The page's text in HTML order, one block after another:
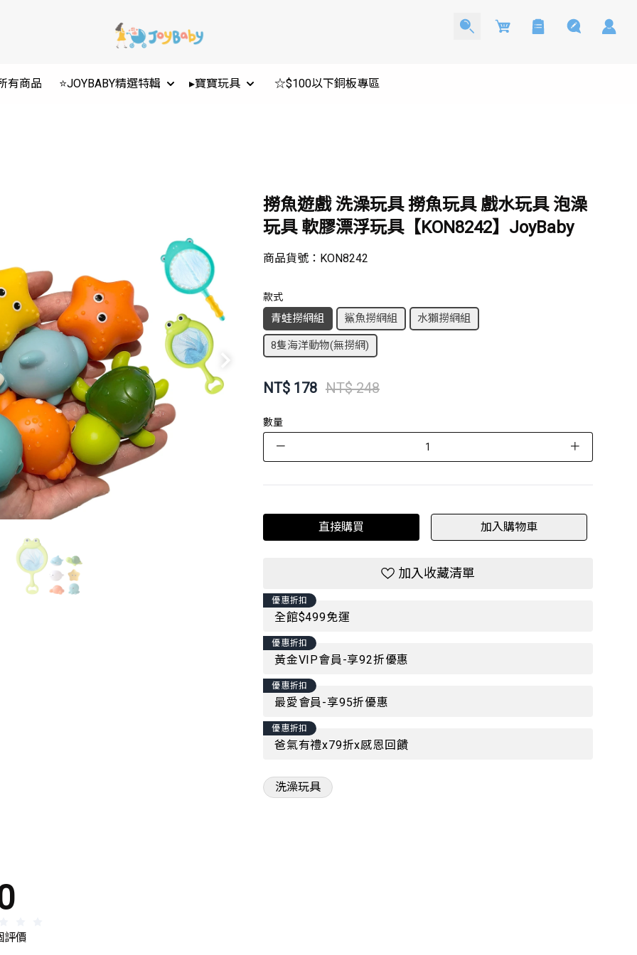
Cart
有商品 ⭐JOYBABY精選特輯 ▸寶寶玩具 ☆$100以下銅板專區
撈魚遊戲 洗澡玩具 撈魚玩具 戲水玩具 泡澡
玩具 軟膠漂浮玩具【KON8242】JoyBaby
商品貨號： KON8242
款式
青蛙撈網組 鯊魚撈網組 水獺撈網組
8隻海洋動物(無撈網)
NT$178 NT$ 248
數量
－ ＋
直接購買 加入購物車
加入收藏清單
優惠折扣
全館$499免運
優惠折扣
黃金VIP會員-享92折優惠
優惠折扣
最愛會員-享95折優惠
優惠折扣
爸氣有禮x79折x感恩回饋
洗澡玩具
評價